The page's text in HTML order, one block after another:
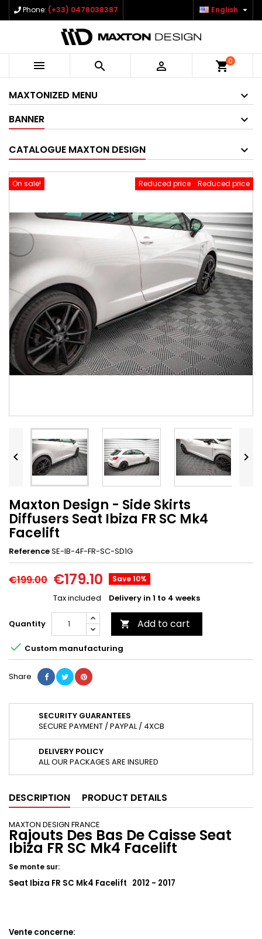
Phone: (+33) 0478038387 English 
   shopping_cart0
MAXTONIZED MENU
BANNER
CATALOGUE MAXTON DESIGN
On sale! Reduced price
Reduced price
 
Maxton Design - Side Skirts
Diffusers Seat Ibiza FR SC Mk4
Facelift
ReferenceSE-IB-4F-FR-SC-SD1G
€199.00 €179.10 Save 10%
Tax included Delivery in 1 to 4 weeks
Quantity  Add to cart
 Custom manufacturing
Share
SECURITY GUARANTEES
SECURE PAYMENT / PAYPAL / 4XCB
DELIVERY POLICY
ALL OUR PACKAGES ARE INSURED
DESCRIPTION PRODUCT DETAILS
MAXTON DESIGN FRANCE
Rajouts Des Bas De Caisse Seat
Ibiza FR SC Mk4 Facelift
Se monte sur:
Seat Ibiza FR SC Mk4 Facelift 2012 - 2017
Vente concerne: